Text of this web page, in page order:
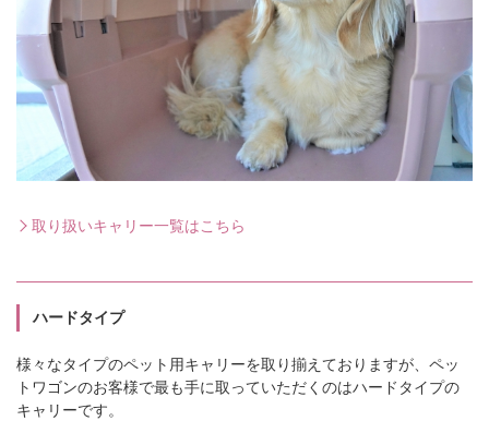
取り扱いキャリー一覧はこちら
ハードタイプ
様々なタイプのペット用キャリーを取り揃えておりますが、ペッ
トワゴンのお客様で最も手に取っていただくのはハードタイプの
キャリーです。